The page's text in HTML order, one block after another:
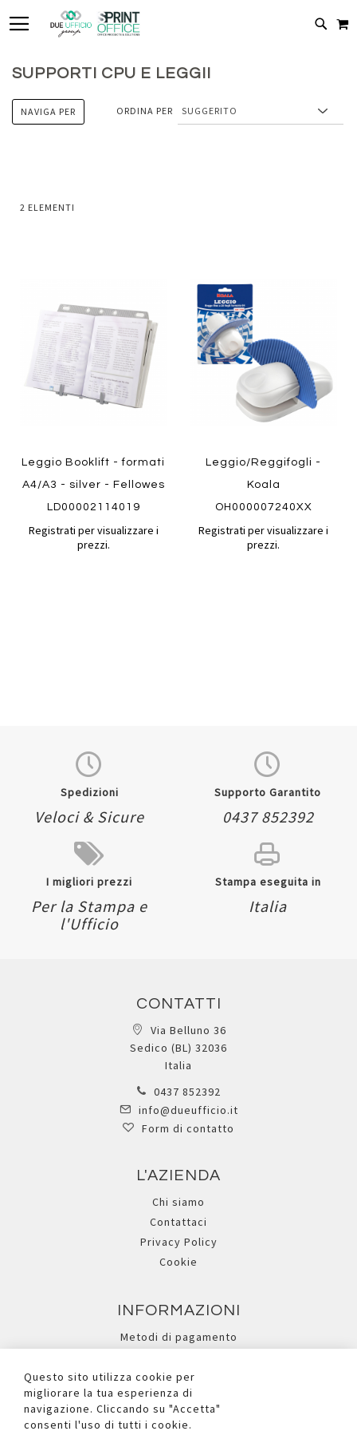
CERCA
SUPPORTI CPU E LEGGII
2 ELEMENTI
ORDINA PER
preferiti
Leggio Booklift - formati
A4/A3 - silver - Fellowes
LD00002114019
Registrati per visualizzare i
prezzi.
Aggiungi
ai
preferiti
Leggio/Reggifogli -
Koala
OH000007240XX
Registrati per visualizzare i
prezzi.
NAVIGA PER
Spedizioni
Veloci & Sicure
Supporto Garantito
0437 852392
I migliori prezzi
Per la Stampa e
l'Ufficio
Stampa eseguita in
Italia
CONTATTI
Via Belluno 36
Sedico (BL) 32036
Italia
0437 852392
info@dueufficio.it
Form di contatto
L'AZIENDA
Chi siamo
Contattaci
Privacy Policy
Cookie
INFORMAZIONI
Metodi di pagamento
Ricerca avanzata
I NOSTRI SOCIAL
Questo sito utilizza cookie per
migliorare la tua esperienza di
navigazione. Cliccando su "Accetta"
consenti l'uso di tutti i cookie.